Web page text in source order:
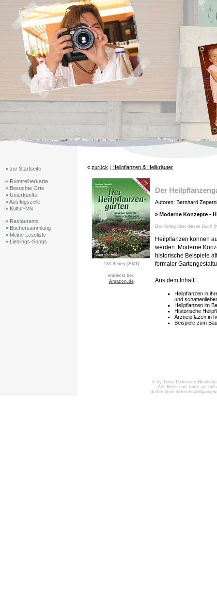
» zur Startseite
» Rumtreiberkarte
» Besuchte Orte
» Unterkünfte
» Ausflugsziele
» Kultur-Mix
» Restaurants
» Büchersammlung
» Meine Leseliste
» Lieblings-Songs
« zurück | Heilpflanzen & Heilkräuter
133 Seiten (2001)
entdeckt bei:
Amazon.de
Der
Autoren: Bernhard
» Moderne Konzepte -
Der Verlag über dieses Buch
Heilpflanzen können
werden. Moderne
historische Beispiele
formaler
Aus dem Inhalt:
Heilpflanzen in
und
Heilpflanzen im
Historische
Arzneipflazen in
Beispiele zum
© by Tonia Tünnissen-
Alle Bilder und Texte auf
dürfen ohne deren Einwilligung